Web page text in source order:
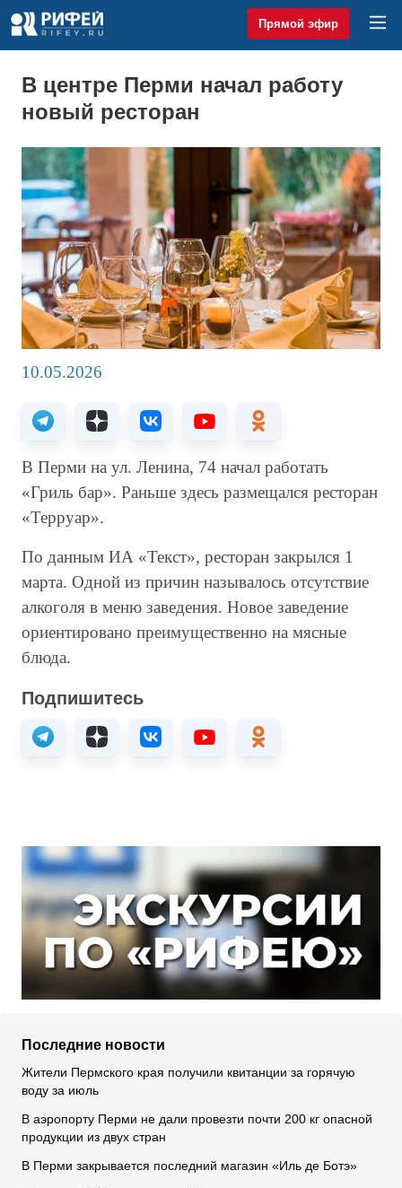
Прямой эфир
В центре Перми начал работу
новый ресторан
10.05.2026
В Перми на ул. Ленина, 74 начал работать
«Гриль бар». Раньше здесь размещался ресторан
«Терруар».
По данным ИА «Текст», ресторан закрылся 1
марта. Одной из причин называлось отсутствие
алкоголя в меню заведения. Новое заведение
ориентировано преимущественно на мясные
блюда.
Подпишитесь
Последние новости
Жители Пермского края получили квитанции за горячую
воду за июль
В аэропорту Перми не дали провезти почти 200 кг опасной
продукции из двух стран
В Перми закрывается последний магазин «Иль де Ботэ»